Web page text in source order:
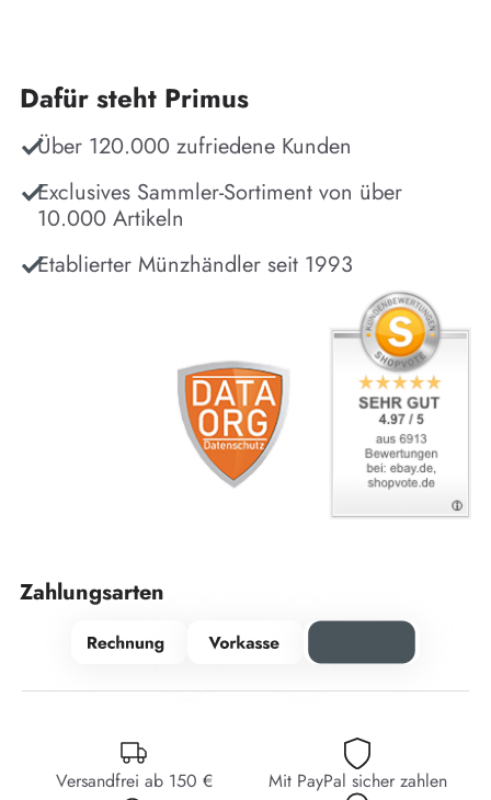
Dafür steht Primus
Über 120.000 zufriedene Kunden
Exclusives Sammler-Sortiment von über
10.000 Artikeln
Etablierter Münzhändler seit 1993
Zahlungsarten
Versandfrei ab 150 € Mit PayPal sicher zahlen